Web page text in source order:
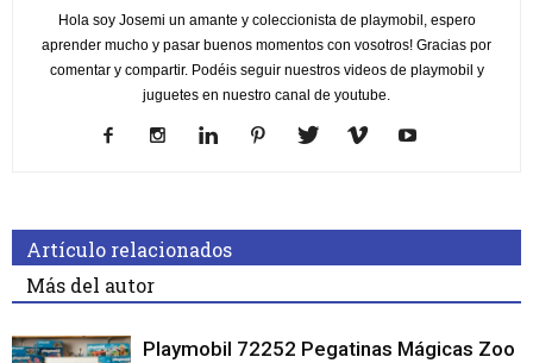
Hola soy Josemi un amante y coleccionista de playmobil, espero
aprender mucho y pasar buenos momentos con vosotros! Gracias por
comentar y compartir. Podéis seguir nuestros videos de playmobil y
juguetes en nuestro canal de youtube.
Artículo relacionados
Más del autor
Playmobil 72252 Pegatinas Mágicas Zoo